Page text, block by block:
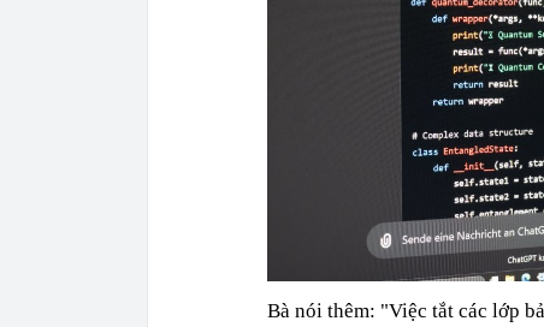
Bà nói thêm: "Việc tắt các lớp